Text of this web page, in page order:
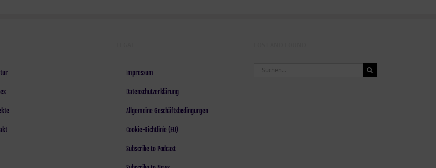
Impressum
Datenschutzerklärung
Allgemeine Geschäftsbedingungen
Cookie-Richtlinie (EU)
Subscribe to Podcast
Suche